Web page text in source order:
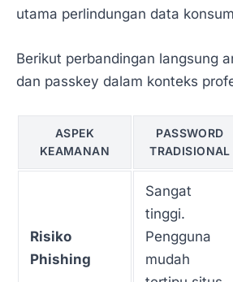
utama perlindungan data
Berikut perbandingan langsung
dan passkey dalam konteks
ASPEK
KEAMANAN
PASSWORD
TRADISIONAL
Risiko
Phishing
Sangat
tinggi.
Pengguna
mudah